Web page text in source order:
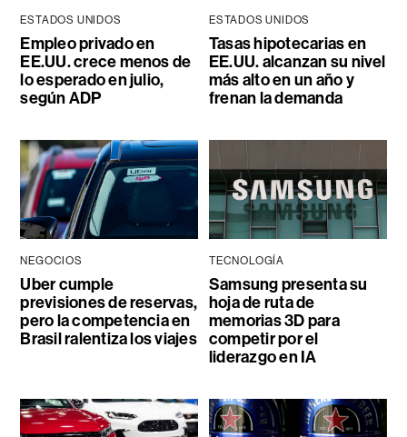
ESTADOS UNIDOS
Empleo privado en
EE.UU. crece menos de
lo esperado en julio,
según ADP
ESTADOS UNIDOS
Tasas hipotecarias en
EE.UU. alcanzan su nivel
más alto en un año y
frenan la demanda
NEGOCIOS
Uber cumple
previsiones de reservas,
pero la competencia en
Brasil ralentiza los viajes
TECNOLOGÍA
Samsung presenta su
hoja de ruta de
memorias 3D para
competir por el
liderazgo en IA